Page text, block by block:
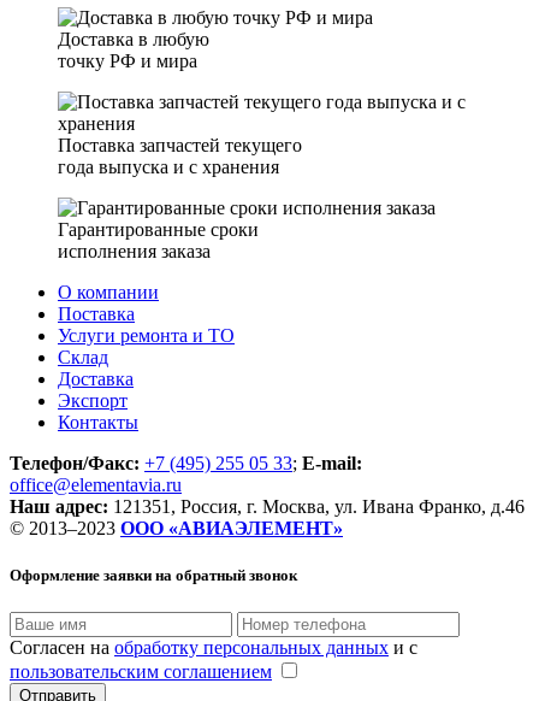
Доставка в любую
точку РФ и мира
Поставка запчастей текущего
года выпуска и с хранения
Гарантированные сроки
исполнения заказа
О компании
Поставка
Услуги ремонта и ТО
Склад
Доставка
Экспорт
Контакты
Телефон/Факс: +7 (495) 255 05 33; E-mail:
office@elementavia.ru
Наш адрес: 121351, Россия, г. Москва, ул. Ивана Франко, д.46
© 2013–2023 ООО «АВИАЭЛЕМЕНТ»
Оформление заявки на обратный звонок
Согласен на обработку персональных данных и с
пользовательским соглашением